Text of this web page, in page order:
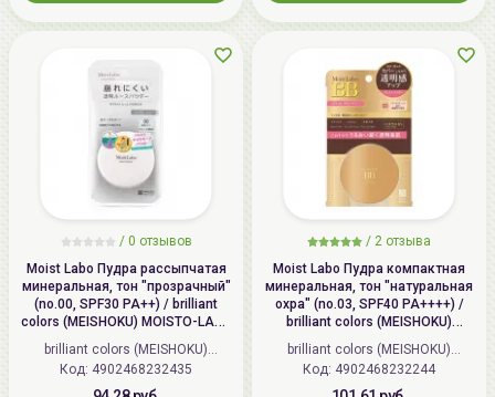
/ 0 отзывов
Moist Labo Пудра рассыпчатая
минеральная, тон "прозрачный"
(no.00, SPF30 PA++) / brilliant
colors (MEISHOKU) MOISTO-LABO
BB MINERAL FOUNDATION
brilliant colors (MEISHOKU)
(Япония)
Код: 4902468232435
/ 2 отзыва
Moist Labo Пудра компактная
минеральная, тон "натуральная
охра" (no.03, SPF40 PA++++) /
brilliant colors (MEISHOKU)
MOISTO-LABO BB MINERAL
POWDER
brilliant colors (MEISHOKU)
(Япония)
Код: 4902468232244